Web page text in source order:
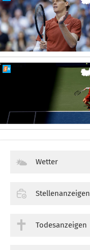
Wetter
Stellenanzeigen
Todesanzeigen